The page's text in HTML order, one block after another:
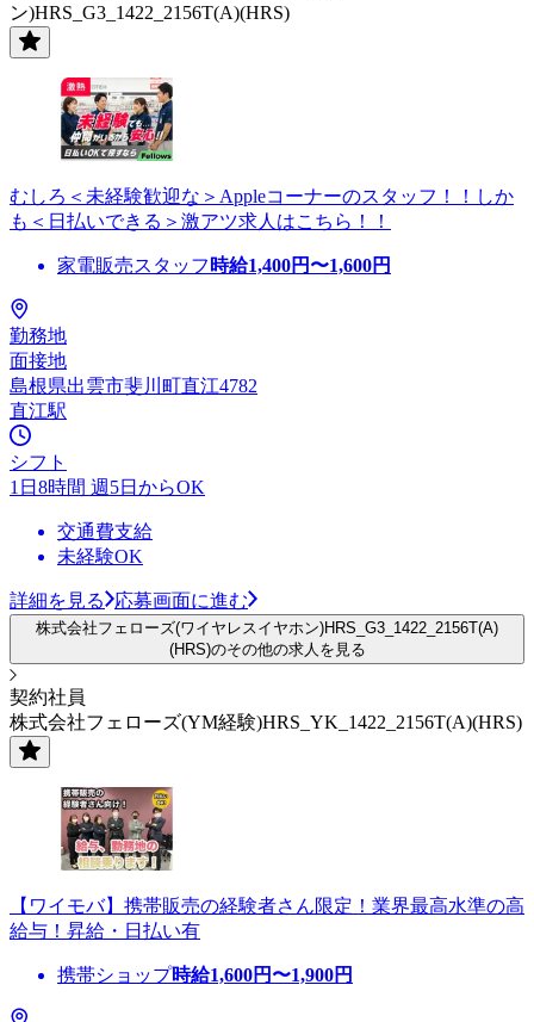
ン)HRS_G3_1422_2156T(A)(HRS)
むしろ＜未経験歓迎な＞Appleコーナーのスタッフ！！しか
も＜日払いできる＞激アツ求人はこちら！！
家電販売スタッフ 時給1,400円〜1,600円
勤務地
面接地
島根県出雲市斐川町直江4782
直江駅
シフト
1日8時間 週5日からOK
交通費支給
未経験OK
詳細を見る 応募画面に進む
株式会社フェローズ(ワイヤレスイヤホン)HRS_G3_1422_2156T(A)
(HRS)のその他の求人を見る
契約社員
株式会社フェローズ(YM経験)HRS_YK_1422_2156T(A)(HRS)
【ワイモバ】携帯販売の経験者さん限定！業界最高水準の高
給与！昇給・日払い有
携帯ショップ時給1,600円〜1,900円